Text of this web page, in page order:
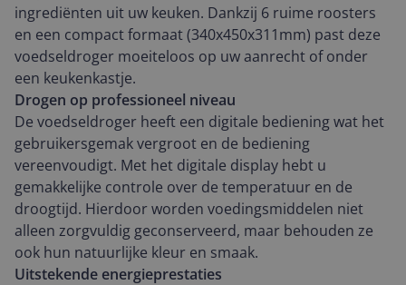
ingrediënten uit uw keuken. Dankzij 6 ruime roosters
en een compact formaat (340x450x311mm) past deze
voedseldroger moeiteloos op uw aanrecht of onder
een keukenkastje.
Drogen op professioneel niveau
De voedseldroger heeft een digitale bediening wat het
gebruikersgemak vergroot en de bediening
vereenvoudigt. Met het digitale display hebt u
gemakkelijke controle over de temperatuur en de
droogtijd. Hierdoor worden voedingsmiddelen niet
alleen zorgvuldig geconserveerd, maar behouden ze
ook hun natuurlijke kleur en smaak.
Uitstekende energieprestaties